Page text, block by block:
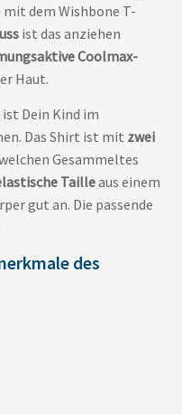
mit dem Wishbone T-
ist das anziehen
Coolmax-
Haut.
ist Dein Kind im
Das Shirt ist mit zwei
Gesammeltes
Tailleaus einem
gut an. Die passende
des